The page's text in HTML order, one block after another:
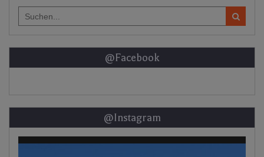
for:
@Facebook
@Instagram